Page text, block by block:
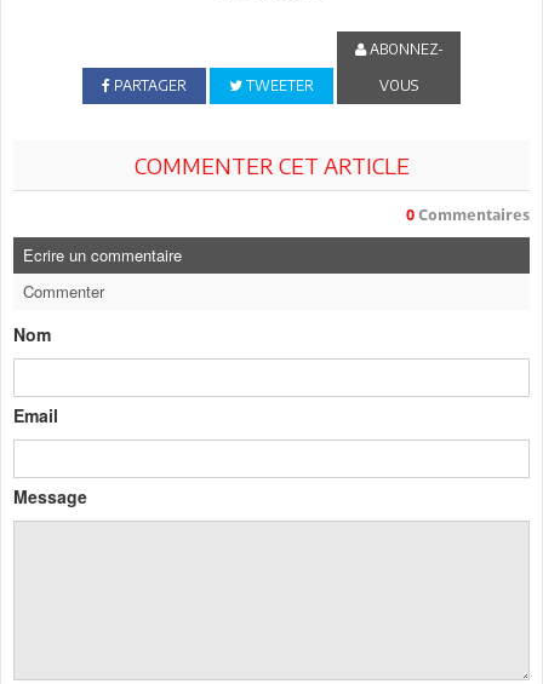
PARTAGER TWEETER
ABONNEZ-
VOUS
COMMENTER CET ARTICLE
0 Commentaires
Ecrire un commentaire
Commenter
Nom
Email
Message